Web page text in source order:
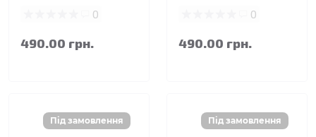
0
490.00 грн.
0
490.00 грн.